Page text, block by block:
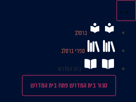
לתוכן
ברסלב
ספרי ברסלב
בית המדרש
סגור בית המדרשפתח בית המדרש